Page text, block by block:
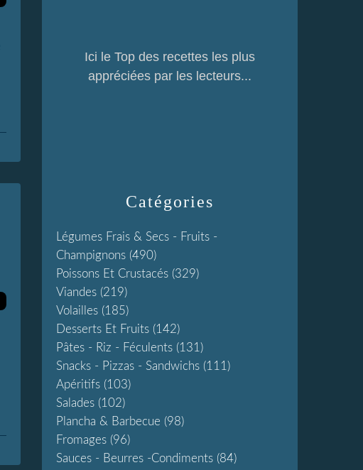
Catégories
Légumes Frais & Secs - Fruits -
Champignons (490)
Poissons Et Crustacés (329)
Viandes (219)
Volailles (185)
Desserts Et Fruits (142)
Pâtes - Riz - Féculents (131)
Snacks - Pizzas - Sandwichs (111)
Apéritifs (103)
Salades (102)
Plancha & Barbecue (98)
Fromages (96)
Sauces - Beurres -condiments (84)
Ici le Top des recettes les plus
appréciées par les lecteurs...